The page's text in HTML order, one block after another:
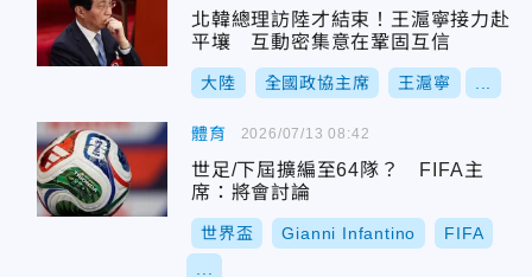
北韓總理訪陸才結束！王滬寧接力赴
平壤 互動密集意在鞏固互信
大陸 全國政協主席 王滬寧
體育
世足/下屆擴編至64隊？ FIFA主
席：將會討論
世界盃 Gianni Infantino FIFA
2026/07/13 08:42